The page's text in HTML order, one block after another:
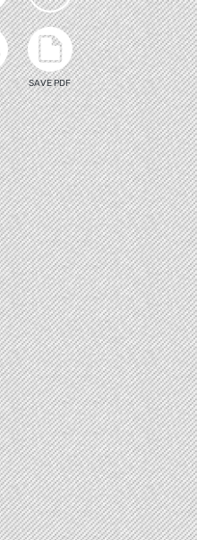
SAVE PDF